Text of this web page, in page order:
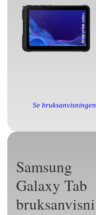
Se bruksanvisningen
Samsung
Galaxy Tab
bruksanvisni